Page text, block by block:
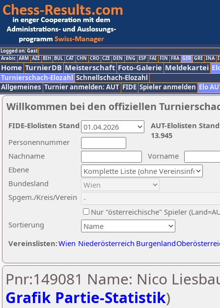
Logged on: Gast
Arabic ARM AZE BIH BUL CAT CHN CRO CZE DEN ENG ESP FAI FIN FRA GER GRE INA
Home TurnierDB Meisterschaft Foto-Galerie Meldekartei
Turnierschach-Elozahl Schnellschach-Elozahl
Allgemeines Turnier anmelden: AUT FIDE Spieler anmelden Elo
Willkommen bei den offiziellen
Nachname
Vorname
Ebene
Sortierung
Personennummer
Bundesland
Spgem./Kreis/Verein
Nur "österreichische" Spieler
Vereinslisten:Wien Niederösterreich Burgenland
AUT-Elolisten
13.945
FIDE-Elolisten Stand
Pnr:149081 Name: Nico
Grafik Partie-Statistik)